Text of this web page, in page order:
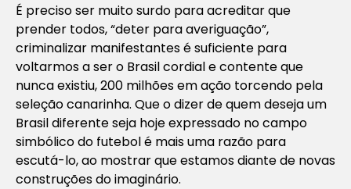
É preciso ser muito surdo para acreditar que
prender todos, “deter para averiguação”,
criminalizar manifestantes é suficiente para
voltarmos a ser o Brasil cordial e contente que
nunca existiu, 200 milhões em ação torcendo pela
seleção canarinha. Que o dizer de quem deseja um
Brasil diferente seja hoje expressado no campo
simbólico do futebol é mais uma razão para
escutá-lo, ao mostrar que estamos diante de novas
construções do imaginário.